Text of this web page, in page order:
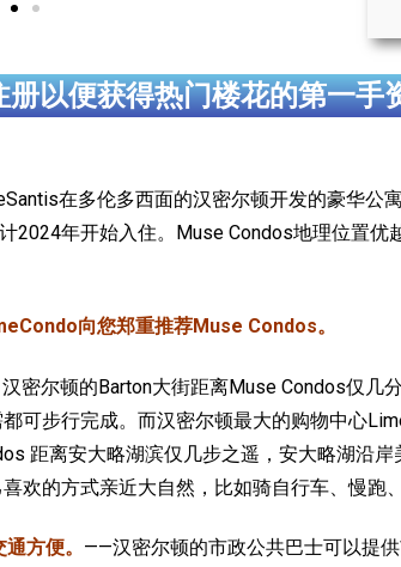
册以便获得热门楼花的第一手
在多伦多西面的汉密尔顿开发的豪华公
2024年开始入住。Muse Condos地理位置
向您郑重推荐Muse Condos。
汉密尔顿的Barton大街距离Muse Condos仅几
可步行完成。而汉密尔顿最大的购物中心
距离安大略湖滨仅几步之遥，安大略湖沿
欢的方式亲近大自然，比如骑自行车、慢跑
通方便。 ——汉密尔顿的市政公共巴士可以提